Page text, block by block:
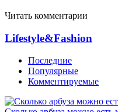
Читать комментарии
Lifestyle&Fashion
Последние
Популярные
Комментируемые